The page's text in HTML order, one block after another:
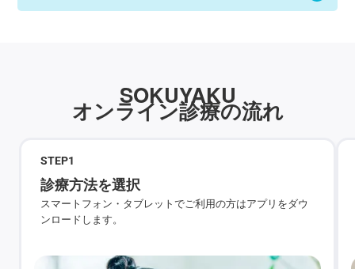
SOKUYAKU
オンライン診療の流れ
STEP1
診療方法を選択
スマートフォン・タブレットでご利用の方はアプリをダウ
ンロードします。